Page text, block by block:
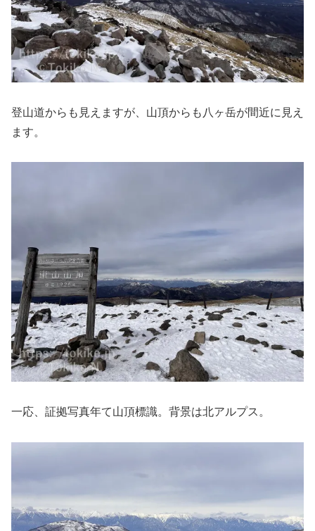
登山道からも見えますが、山頂からも八ヶ岳が間近に見え
ます。
一応、証拠写真年て山頂標識。背景は北アルプス。